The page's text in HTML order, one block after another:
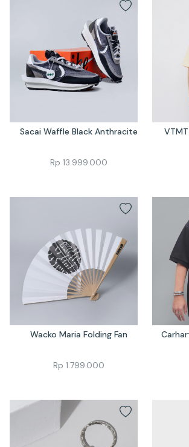
Sacai Waffle Black Anthracite
Rp 13.999.000
Wacko Maria Folding Fan
Rp 1.799.000